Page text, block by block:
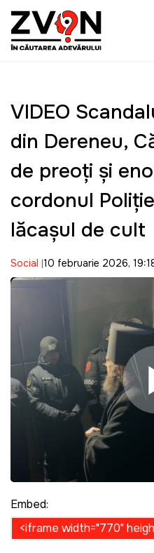
VIDEO
din Dereneu,
de preoţi şi
cordonul
lăcaşul de cult
Social 10 februarie 2026,
Embed: